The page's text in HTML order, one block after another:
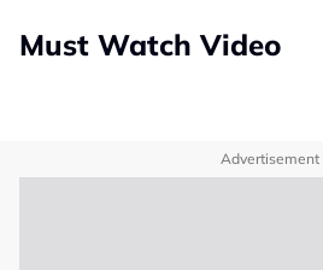
Must Watch Video
Advertisement